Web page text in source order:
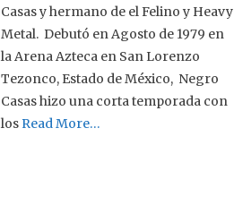
Casas y hermano de el Felino y Heavy
Metal. Debutó en Agosto de 1979 en
la Arena Azteca en San Lorenzo
Tezonco, Estado de México, Negro
Casas hizo una corta temporada con
losRead More…